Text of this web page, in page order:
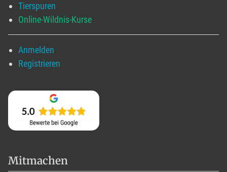
Tierspuren
Online-Wildnis-Kurse
Anmelden
Registrieren
Mitmachen